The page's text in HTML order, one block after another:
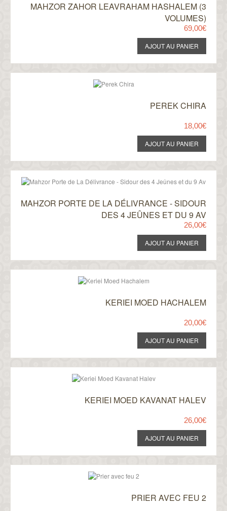
MAHZOR ZAHOR LEAVRAHAM HASHALEM (3
VOLUMES)
69,00€
PEREK CHIRA
18,00€
MAHZOR PORTE DE LA DÉLIVRANCE - SIDOUR
DES 4 JEÛNES ET DU 9 AV
26,00€
KERIEI MOED HACHALEM
20,00€
KERIEI MOED KAVANAT HALEV
26,00€
PRIER AVEC FEU 2